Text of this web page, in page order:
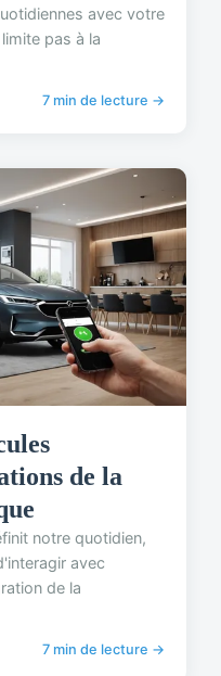
avec votre
pas à la
7 min de lecture →
de la
notre quotidien,
avec
de la
7 min de lecture →